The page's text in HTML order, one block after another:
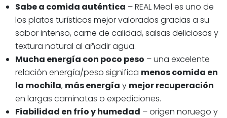
Sabe a comida auténtica – REAL Meal es uno de
los platos turísticos mejor valorados gracias a su
sabor intenso, carne de calidad, salsas deliciosas y
textura natural al añadir agua.
Mucha energía con poco peso – una excelente
relación energía/peso significa menos comida en
la mochila, más energía y mejor recuperación
en largas caminatas o expediciones.
Fiabilidad en frío y humedad – origen noruego y